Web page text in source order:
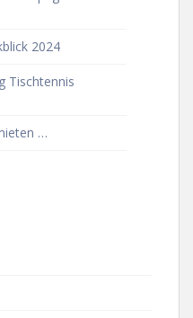
2024
Tischtennis
…